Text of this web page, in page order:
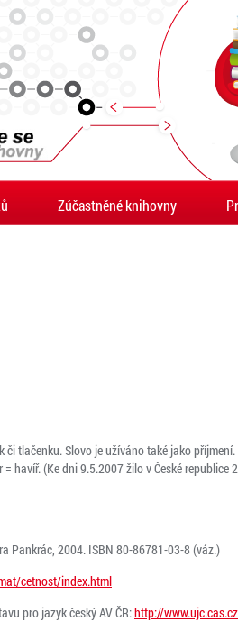
Zúčastněné knihovny
tlačenku. Slovo je užíváno také jako
havíř. (Ke dni 9.5.2007 žilo v České republice
Pankrác, 2004. ISBN 80-86781-03-8 (váz.)
cetnost/index.html
pro jazyk český AV ČR:http://